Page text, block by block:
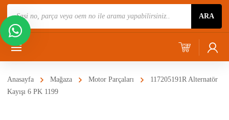
Ara
ARA
Anasayfa Mağaza Motor Parçaları
117205191R Alternatör
Kayışı 6 PK 1199